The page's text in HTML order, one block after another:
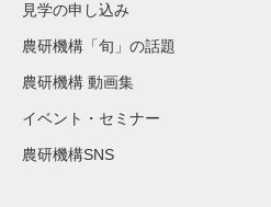
見学の申し込み
農研機構「旬」の話題
農研機構 動画集
イベント・セミナー
農研機構SNS